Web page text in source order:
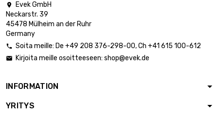

Evek GmbH
Neckarstr. 39
45478 Mülheim an der Ruhr
Germany
 Soita meille: De +49 208 376-298-00, Ch +41 615 100-612
 Kirjoita meille osoitteeseen: shop@evek.de
INFORMATION
YRITYS